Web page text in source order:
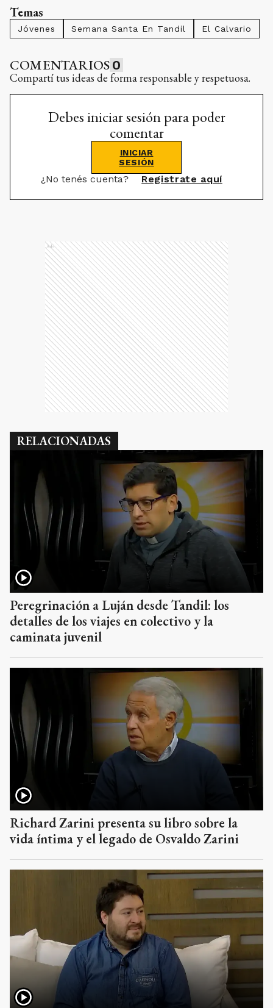
Temas
Jóvenes Semana Santa En Tandil El Calvario
COMENTARIOS 0
Compartí tus ideas de forma responsable y respetuosa.
Debes iniciar sesión para poder
comentar
INICIAR
SESIÓN
¿No tenés cuenta? Registrate aquí
Ads
RELACIONADAS
Peregrinación a Luján desde Tandil: los
detalles de los viajes en colectivo y la
caminata juvenil
Richard Zarini presenta su libro sobre la
vida íntima y el legado de Osvaldo Zarini